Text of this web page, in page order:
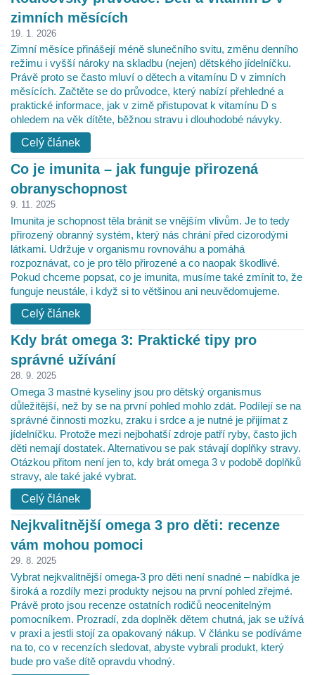
zimních měsících
19. 1. 2026
Zimní měsíce přinášejí méně slunečního svitu, změnu denního
režimu i vyšší nároky na skladbu (nejen) dětského jídelníčku.
Právě proto se často mluví o dětech a vitamínu D v zimních
měsících. Začtěte se do průvodce, který nabízí přehledné a
praktické informace, jak v zimě přistupovat k vitamínu D s
ohledem na věk dítěte, běžnou stravu i dlouhodobé návyky.
Celý článek
Co je imunita – jak funguje přirozená
obranyschopnost
9. 11. 2025
Imunita je schopnost těla bránit se vnějším vlivům. Je to tedy
přirozený obranný systém, který nás chrání před cizorodými
látkami. Udržuje v organismu rovnováhu a pomáhá
rozpoznávat, co je pro tělo přirozené a co naopak škodlivé.
Pokud chceme popsat, co je imunita, musíme také zmínit to, že
funguje neustále, i když si to většinou ani neuvědomujeme.
Celý článek
Kdy brát omega 3: Praktické tipy pro
správné užívání
28. 9. 2025
Omega 3 mastné kyseliny jsou pro dětský organismus
důležitější, než by se na první pohled mohlo zdát. Podílejí se na
správné činnosti mozku, zraku i srdce a je nutné je přijímat z
jídelníčku. Protože mezi nejbohatší zdroje patří ryby, často jich
děti nemají dostatek. Alternativou se pak stávají doplňky stravy.
Otázkou přitom není jen to, kdy brát omega 3 v podobě doplňků
stravy, ale také jaké vybrat.
Celý článek
Nejkvalitnější omega 3 pro děti: recenze
vám mohou pomoci
29. 8. 2025
Vybrat nejkvalitnější omega-3 pro děti není snadné – nabídka je
široká a rozdíly mezi produkty nejsou na první pohled zřejmé.
Právě proto jsou recenze ostatních rodičů neocenitelným
pomocníkem. Prozradí, zda doplněk dětem chutná, jak se užívá
v praxi a jestli stojí za opakovaný nákup. V článku se podíváme
na to, co v recenzích sledovat, abyste vybrali produkt, který
bude pro vaše dítě opravdu vhodný.